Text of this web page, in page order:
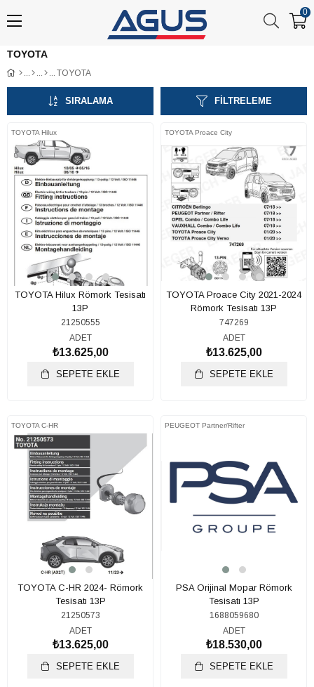
0
TOYOTA
TOYOTA
FILTRELEME
SIRALAMA
TOYOTA Hilux
TOYOTA Hilux Römork Tesisatı
13P
21250555
ADET
₺13.625,00
SEPETE EKLE
TOYOTA Proace City
TOYOTA Proace City 2021-2024
Römork Tesisatı 13P
747269
ADET
₺13.625,00
SEPETE EKLE
TOYOTA C-HR
TOYOTA C-HR 2024- Römork
Tesisatı 13P
21250573
ADET
₺13.625,00
SEPETE EKLE
PEUGEOT Partner/Rifter
PSA Orijinal Mopar Römork
Tesisatı 13P
1688059680
ADET
₺18.530,00
SEPETE EKLE